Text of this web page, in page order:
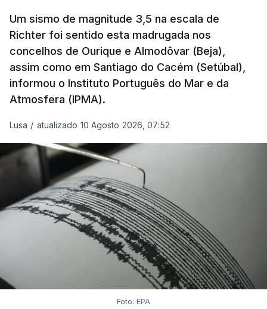
perderam grande parte da humidade.
Houve também uma “diminuição significativa de
caudais de rios, incluindo rios como o Sena, o
Reno e o Danúbio” que teveimpacto no
abastecimento de água
de energia em vários países.
De acordo com o Serviço de Mudanças Climáticas
Copernicus
, implementado pelo Centro Europeu de
Previsões Meteorológicas de Médio Prazo,
também registou a maior temperatura da
superfície do marde sempre, neste mês, nos
oceanos extrapolares.
Aliás, em toda a Europa os recordes ao longo do
Atlântico e do Mediterrâneo ocidental foram
ondas de calor marinhas fortes ou
Um sismo de magnitude 3,5 na escala de
Richter foi sentido esta madrugada nos
concelhos de Ourique e Almodôvar (Beja),
assim como em Santiago do Cacém (Setúbal),
informou o Instituto Português do Mar e da
Atmosfera (IPMA).
Lusa / atualizado 10 Agosto 2026, 07:52
Foto: EPA